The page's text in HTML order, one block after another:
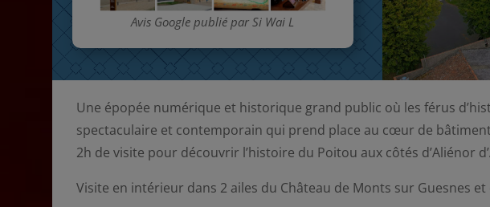
Avis Google publié par Si Wai L
Une épopée numérique et historique grand public où les férus
spectaculaire et contemporain qui prend place au cœur de
2h de visite pour découvrir l’histoire du Poitou aux côtés d’Aliénor
Visite en intérieur dans 2 ailes du Château de Monts sur Guesnes